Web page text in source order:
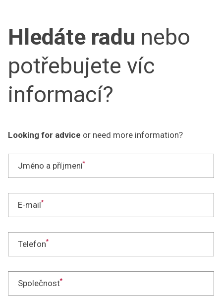
Hledáte radu nebo
potřebujete víc
informací?
Looking for advice or need more information?
Jméno a příjmení*
E-mail*
Telefon*
Společnost*